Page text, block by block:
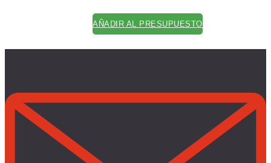
AÑADIR AL PRESUPUESTO